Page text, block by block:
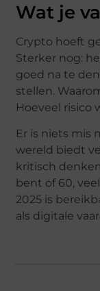
Wat je
Crypto hoeft
Sterker nog:
goed na te
stellen.
Hoeveel risico
Er is niets mis
wereld biedt
kritisch
bent of 60,
2025 is
als digitale